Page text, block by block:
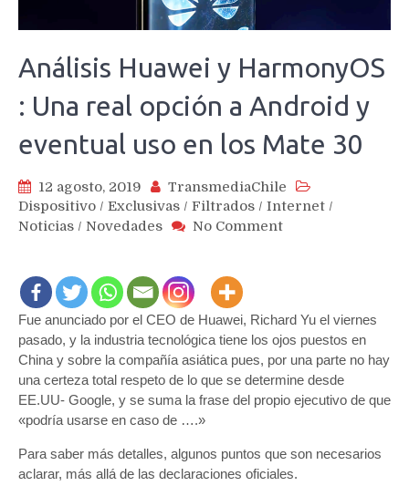
Análisis Huawei y HarmonyOS
: Una real opción a Android y
eventual uso en los Mate 30
12 agosto, 2019
TransmediaChile
Dispositivo / Exclusivas / Filtrados / Internet /
Noticias / Novedades No Commenton
:
Una
real
opción
a
eventual
uso
Fue anunciado por el CEO de Huawei, Richard Yu el viernes
pasado, y la industria tecnológica tiene los ojos puestos en
China y sobre la compañía asiática pues, por una parte no hay
una certeza total respeto de lo que se determine desde
EE.UU- Google, y se suma la frase del propio ejecutivo de que
«podría usarse en caso de ….»
Para saber más detalles, algunos puntos que son necesarios
aclarar, más allá de las declaraciones oficiales.